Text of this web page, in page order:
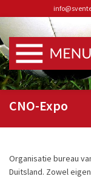
CNO-Expo
Organisatie bureau
Duitsland. Zowel